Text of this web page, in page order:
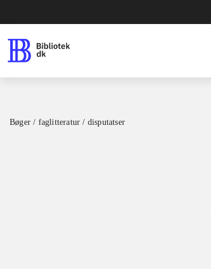
Bøger / faglitteratur / disputatser